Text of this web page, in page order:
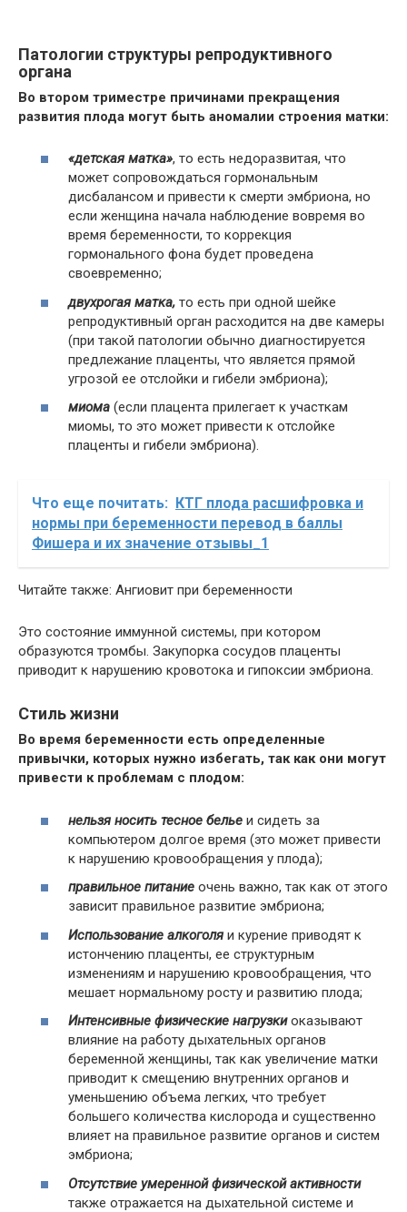
Патологии структуры репродуктивного
органа
Во втором триместре причинами прекращения
развития плода могут быть аномалии строения матки:
«детская матка», то есть недоразвитая, что
может сопровождаться гормональным
дисбалансом и привести к смерти эмбриона, но
если женщина начала наблюдение вовремя во
время беременности, то коррекция
гормонального фона будет проведена
своевременно;
двухрогая матка, то есть при одной шейке
репродуктивный орган расходится на две камеры
(при такой патологии обычно диагностируется
предлежание плаценты, что является прямой
угрозой ее отслойки и гибели эмбриона);
миома (если плацента прилегает к участкам
миомы, то это может привести к отслойке
плаценты и гибели эмбриона).
Что еще почитать: КТГ плода расшифровка и
нормы при беременности перевод в баллы
Фишера и их значение отзывы_1
Читайте также: Ангиовит при беременности
Это состояние иммунной системы, при котором
образуются тромбы. Закупорка сосудов плаценты
приводит к нарушению кровотока и гипоксии эмбриона.
Стиль жизни
Во время беременности есть определенные
привычки, которых нужно избегать, так как они могут
привести к проблемам с плодом:
нельзя носить тесное белье и сидеть за
компьютером долгое время (это может привести
к нарушению кровообращения у плода);
правильное питание очень важно, так как от этого
зависит правильное развитие эмбриона;
Использование алкоголя и курение приводят к
истончению плаценты, ее структурным
изменениям и нарушению кровообращения, что
мешает нормальному росту и развитию плода;
Интенсивные физические нагрузкиоказывают
влияние на работу дыхательных органов
беременной женщины, так как увеличение матки
приводит к смещению внутренних органов и
уменьшению объема легких, что требует
большего количества кислорода и существенно
влияет на правильное развитие органов и систем
эмбриона;
Отсутствие умеренной физической активности
также отражается на дыхательной системе и